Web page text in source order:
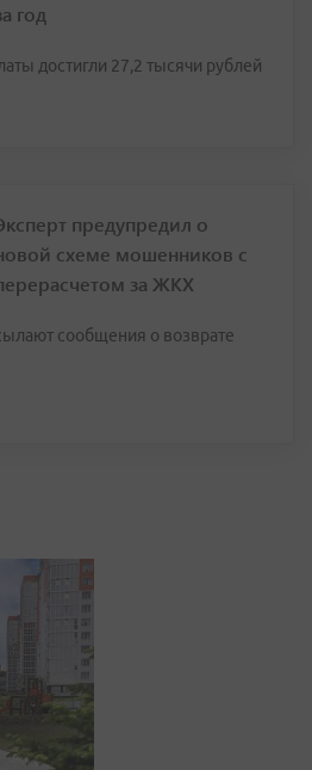
год
достигли 27,2 тысячи рублей
предупредил о
схеме мошенников с
за ЖКХ
сообщения о возврате